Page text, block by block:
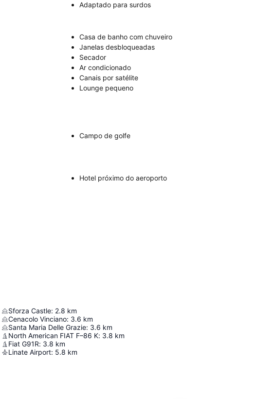
Adaptado para surdos
Casa de banho com chuveiro
Janelas desbloqueadas
Secador
Ar condicionado
Canais por satélite
Lounge pequeno
Campo de golfe
Hotel próximo do aeroporto
Sforza Castle: 2.8 km
Cenacolo Vinciano: 3.6 km
Santa Maria Delle Grazie: 3.6 km
North American FIAT F–86 K: 3.8 km
Fiat G91R: 3.8 km
Linate Airport: 5.8 km